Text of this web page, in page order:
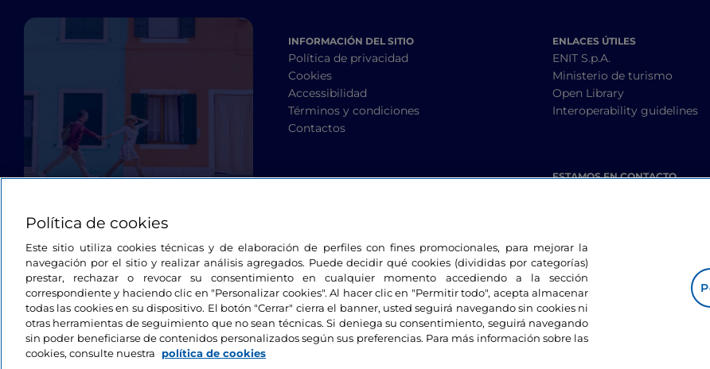
INFORMACIÓN DEL SITIO
Política de privacidad
Cookies
Accessibilidad
Términos y condiciones
Contactos
ENLACES ÚTILES
ENIT S.p.A.
Ministerio de turismo
Open Library
Interoperability guidelines
ESTAMOS EN CONTACTO
Política de cookies
Este sitio utiliza cookies técnicas y de elaboración de perfiles con fines promocionales, para mejorar la
navegación por el sitio y realizar análisis agregados. Puede decidir qué cookies (divididas por categorías)
prestar, rechazar o revocar su consentimiento en cualquier momento accediendo a la sección
correspondiente y haciendo clic en "Personalizar cookies". Al hacer clic en "Permitir todo", acepta almacenar
todas las cookies en su dispositivo. El botón "Cerrar" cierra el banner, usted seguirá navegando sin cookies ni
otras herramientas de seguimiento que no sean técnicas. Si deniega su consentimiento, seguirá navegando
sin poder beneficiarse de contenidos personalizados según sus preferencias. Para más información sobre las
cookies, consulte nuestra
política de cookies